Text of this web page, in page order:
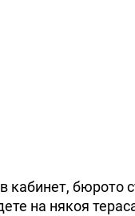
кабинет, бюрото
на някоя